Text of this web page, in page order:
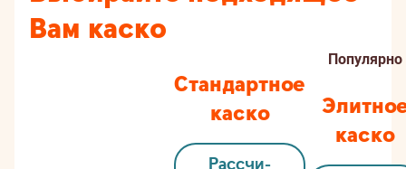
Вам каско
Застрахованные
Стандартное
каско
Популярно
каско